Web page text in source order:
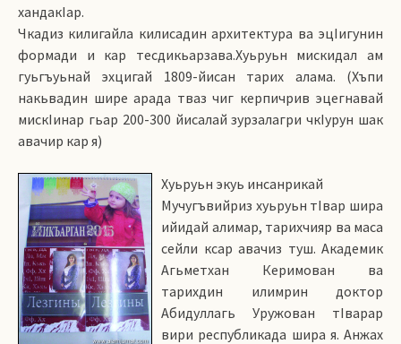
хандакIар.
Чкадиз килигайла килисадин архитектура ва эцIигунин
формади и кар тесдикьарзава.Хуьруьн мискидал ам
гуьгъуьнай эхцигай 1809-йисан тарих алама. (Хъпи
накьвадин шире арада тваз чиг керпичрив эцегнавай
мискIинар гьар 200-300 йисалай зурзалагри чкIурун шак
авачир кар я)
Хуьруьн экуь инсанрикай
Мучугъвийриз хуьруьн тIвар шира
ийидай алимар, тарихчияр ва маса
сейли ксар авачиз туш. Академик
Агьметхан Керимован ва
тарихдин илимрин доктор
Абидуллагь Уружован тIварар
вири республикада шира я. Анжах